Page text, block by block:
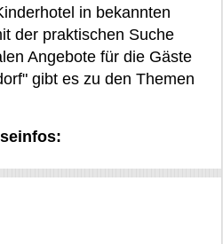
in bekannten
der praktischen Suche
Angebote für die Gäste
gibt es zu den Themen